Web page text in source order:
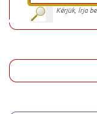
Kérjük, írja